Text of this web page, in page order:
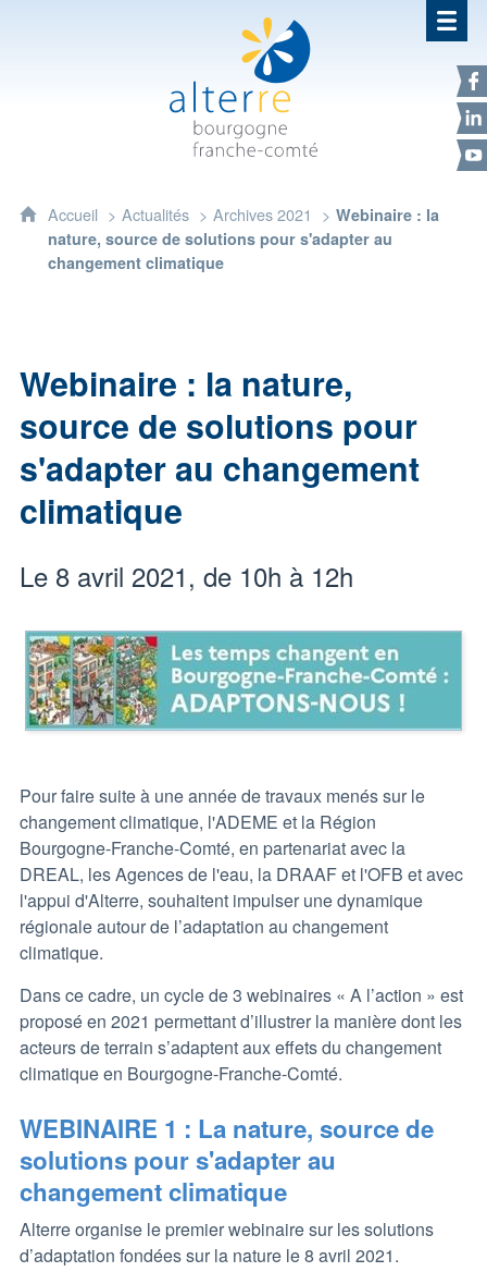
Alterre Bourgogne Franche-
Accueil Actualités Archives 2021
Webinaire : la
nature, source de solutions pour s'adapter au
changement climatique
Webinaire : la nature,
source de solutions pour
s'adapter au changement
climatique
Le 8 avril 2021, de 10h à 12h
Pour faire suite à une année de travaux menés sur le
changement climatique, l'ADEME et la Région
Bourgogne-Franche-Comté, en partenariat avec la
DREAL, les Agences de l'eau, la DRAAF et l'OFB et avec
l'appui d'Alterre, souhaitent impulser une dynamique
régionale autour de l’adaptation au changement
climatique.
Dans ce cadre, un cycle de 3 webinaires « A l’action » est
proposé en 2021 permettant d’illustrer la manière dont les
acteurs de terrain s’adaptent aux effets du changement
climatique en Bourgogne-Franche-Comté.
WEBINAIRE 1 : La nature, source de
solutions pour s'adapter au
changement climatique
Alterre organise le premier webinaire sur les solutions
d’adaptation fondées sur la nature le 8 avril 2021.